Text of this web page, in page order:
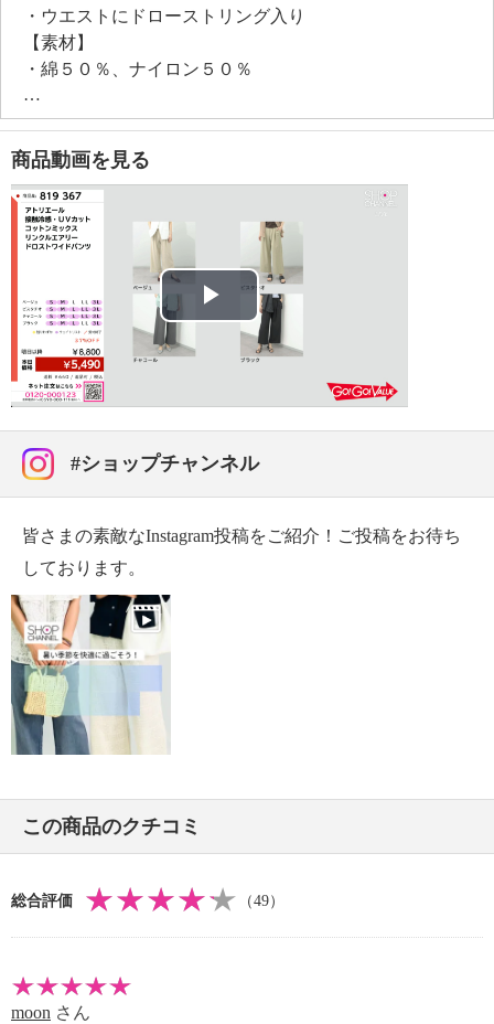
・ウエストにドローストリング入り
【素材】
・綿５０％、ナイロン５０％
【メンテナンス（絵表示ラベル）】
・洗濯機：可
・漂白処理：塩素系・酸素系漂白不可
・タンブル乾燥：不可
・自然乾燥：日陰の吊り干し
・アイロン仕上げ：可（低温）
・ドライクリーニング：石油系ドライクリーニング可
【メンテナンス（ケアラベル）】
・長時間照射による変退色注意
・単品洗い
・水や汗などによる色落ち、色移り注意
・摩擦による色落ち、色移り注意
・ネット使用
【個体差あり】
・中国製
商品動画を見る
Play
Video
#ショップチャンネル
皆さまの素敵なInstagram投稿をご紹介！ご投稿をお待ち
しております。
この商品のクチコミ
総合評価 （49）
moon さん